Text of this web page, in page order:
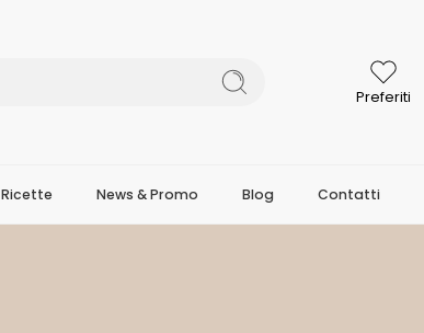
Preferiti
Ricette News & Promo Blog Contatti